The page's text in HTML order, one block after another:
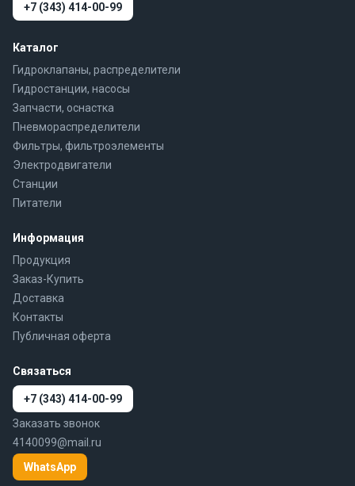
+7 (343) 414-00-99
Каталог
Гидроклапаны, распределители
Гидростанции, насосы
Запчасти, оснастка
Пневмораспределители
Фильтры, фильтроэлементы
Электродвигатели
Станции
Питатели
Информация
Продукция
Заказ-Купить
Доставка
Контакты
Публичная оферта
Связаться
+7 (343) 414-00-99
Заказать звонок
4140099@mail.ru
WhatsApp